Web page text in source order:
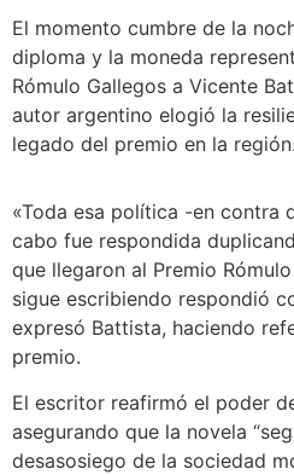
El momento cumbre de la
diploma y la moneda
Rómulo Gallegos a Vicente
autor argentino elogió la
legado del premio en la región.
«Toda esa política -en contra
cabo fue respondida
que llegaron al Premio
sigue escribiendo respondió
expresó Battista, haciendo
premio.
El escritor reafirmó el poder
asegurando que la novela
desasosiego de la sociedad